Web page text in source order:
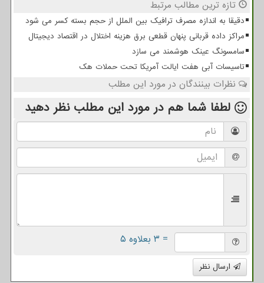
تازه ترین مطالب مرتبط
دقیقا به اندازه مصرف ترافیک بین الملل از حجم بسته کسر می شود
مراکز داده قربانی پنهان قطعی برق هزینه اختلال در اقتصاد دیجیتال
سامسونگ عینک هوشمند می سازد
تاسیسات آبی هفت ایالت آمریکا تحت حملات هک
نظرات بینندگان در مورد این مطلب
لطفا شما هم در مورد این مطلب نظر دهید
= ۳ بعلاوه ۵
ارسال نظر